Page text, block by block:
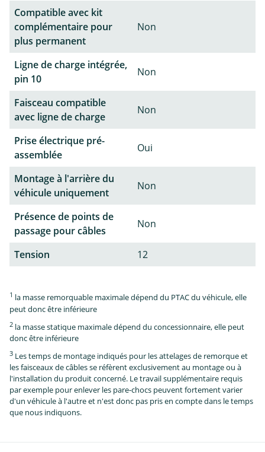
Compatible avec kit
complémentaire pour
plus permanent
Non
Ligne de charge intégrée,
pin 10
Non
Faisceau compatible
avec ligne de charge
Non
Prise électrique pré-
assemblée
Oui
Montage à l'arrière du
véhicule uniquement
Non
Présence de points de
passage pour câbles
Non
Tension 12
1 la masse remorquable maximale dépend du PTAC du véhicule, elle
peut donc être inférieure
2 la masse statique maximale dépend du concessionnaire, elle peut
donc être inférieure
3 Les temps de montage indiqués pour les attelages de remorque et
les faisceaux de câbles se réfèrent exclusivement au montage ou à
l'installation du produit concerné. Le travail supplémentaire requis
par exemple pour enlever les pare-chocs peuvent fortement varier
d'un véhicule à l'autre et n'est donc pas pris en compte dans le temps
que nous indiquons.